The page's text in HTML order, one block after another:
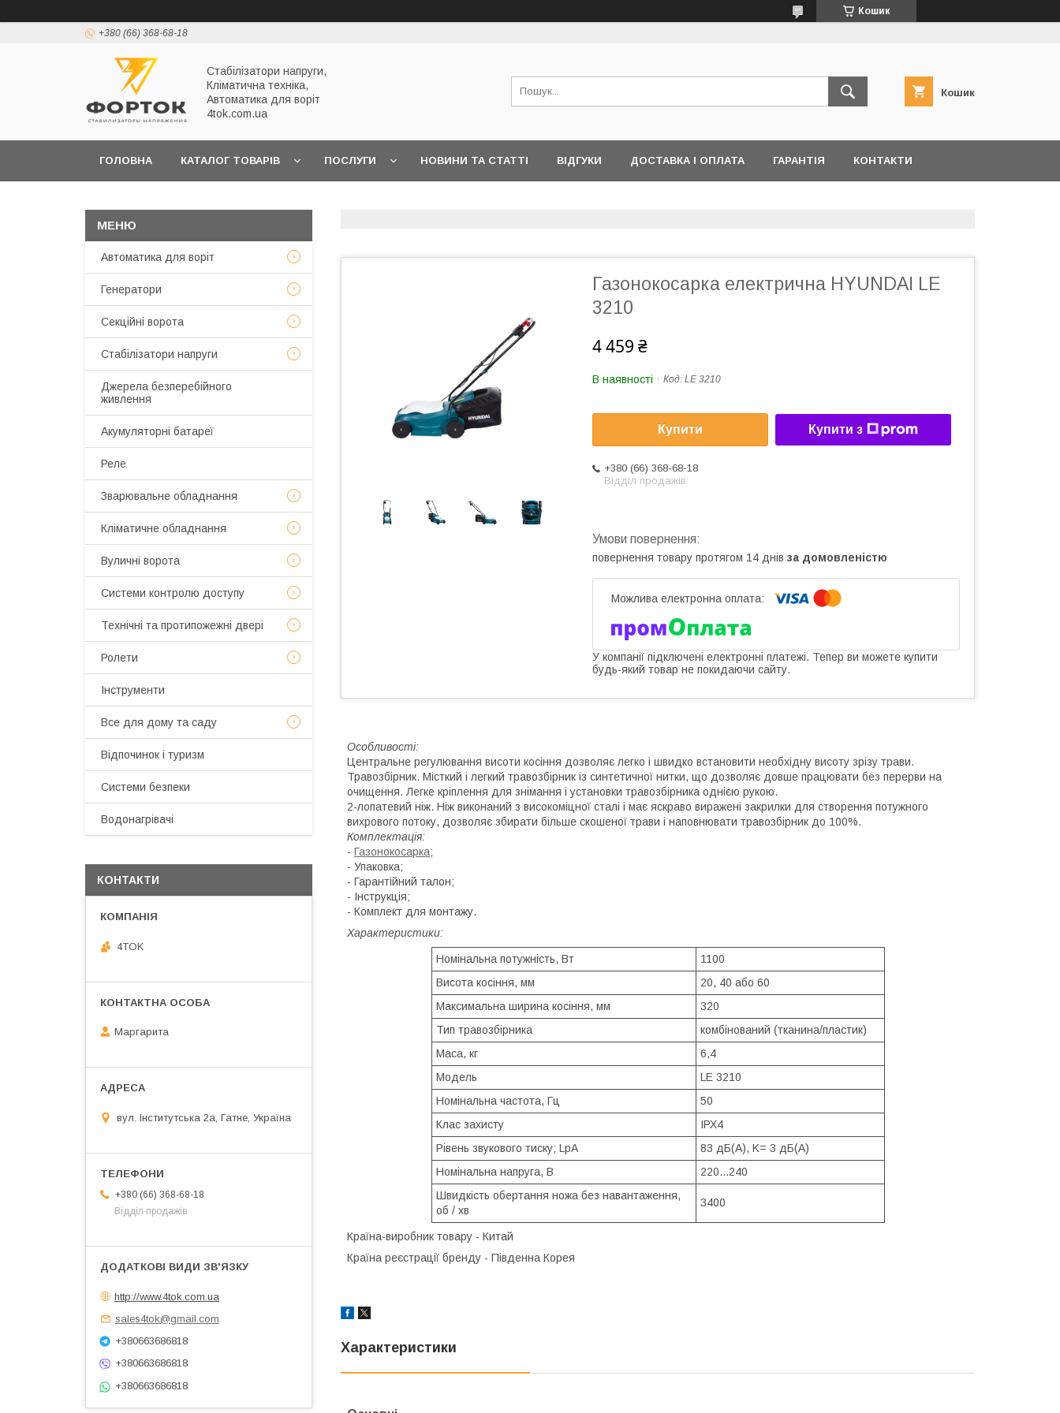
Кошик
+380 (66) 368-68-18
Стабілізатори напруги,
Кліматична техніка,
Автоматика для воріт
4tok.com.ua
Кошик
ГОЛОВНА КАТАЛОГ ТОВАРІВ ПОСЛУГИ НОВИНИ ТА СТАТТІ ВІДГУКИ ДОСТАВКА І ОПЛАТА ГАРАНТІЯ КОНТАКТИ
Газонокосарка електрична HYUNDAI LE
3210
4 459 ₴
В наявності Код: LE 3210
Купити Купити з
+380 (66) 368-68-18
Відділ продажів
повернення товару протягом 14 днів за домовленістю
У компанії підключені електронні платежі. Тепер ви можете купити
будь-який товар не покидаючи сайту.
Особливості:
Центральне регулювання висоти косіння дозволяє легко і швидко встановити необхідну висоту зрізу трави.
Травозбірник. Місткий і легкий травозбірник із синтетичної нитки, що дозволяє довше працювати без перерви на
очищення. Легке кріплення для знімання і установки травозбірника однією рукою.
2-лопатевий ніж. Ніж виконаний з високоміцної сталі і має яскраво виражені закрилки для створення потужного
вихрового потоку, дозволяє збирати більше скошеної трави і наповнювати травозбірник до 100%.
Комплектація:
- Газонокосарка;
- Упаковка;
- Гарантійний талон;
- Інструкція;
- Комплект для монтажу.
Характеристики:
Номінальна потужність, Вт
1100
Висота косіння, мм
20, 40 або 60
Максимальна ширина косіння, мм
320
Тип травозбірника
комбінований (тканина/пластик)
Маса, кг
6,4
Модель
LE 3210
Номінальна частота, Гц
50
Клас захисту
ІРХ4
Рівень звукового тиску; LpA
83 дБ(A), K= 3 дБ(A)
Номінальна напруга, В
220...240
Швидкість обертання ножа без навантаження,
об / хв
3400
Країна-виробник товару - Китай
Країна реєстрації бренду - Південна Корея
Характеристики
Автоматика для воріт
Генератори
Секційні ворота
Стабілізатори напруги
Джерела безперебійного
живлення
Акумуляторні батареї
Реле
Зварювальне обладнання
Кліматичне обладнання
Вуличні ворота
Системи контролю доступу
Технічні та протипожежні двері
Ролети
Інструменти
Все для дому та саду
Відпочинок і туризм
Системи безпеки
Водонагрівачі
КОНТАКТИ
4TOK
Маргарита
вул. Інститутська 2а, Гатне, Україна
+380 (66) 368-68-18
Відділ продажів
http://www.4tok.com.ua
sales4tok@gmail.com
+380663686818
+380663686818
+380663686818